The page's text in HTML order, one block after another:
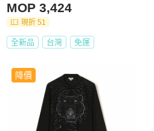
斜背包/二手精品/二手包/保證正品
MOP 3,424
現折 51
全新品 台灣 免運
降價